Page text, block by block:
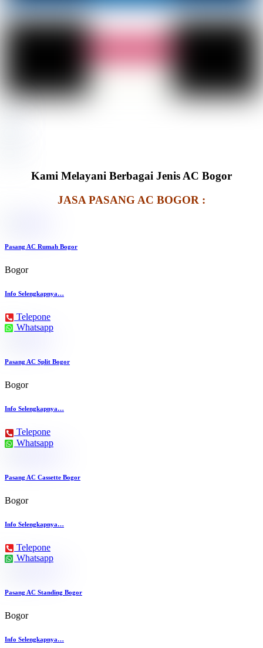
Kami Melayani Berbagai Jenis AC Bogor
JASA PASANG AC BOGOR :
Pasang AC Rumah Bogor
Bogor
Info Selengkapnya…
Telepone
Whatsapp
Pasang AC Split Bogor
Bogor
Info Selengkapnya…
Telepone
Whatsapp
Pasang AC Cassette Bogor
Bogor
Info Selengkapnya…
Telepone
Whatsapp
Pasang AC Standing Bogor
Bogor
Info Selengkapnya…